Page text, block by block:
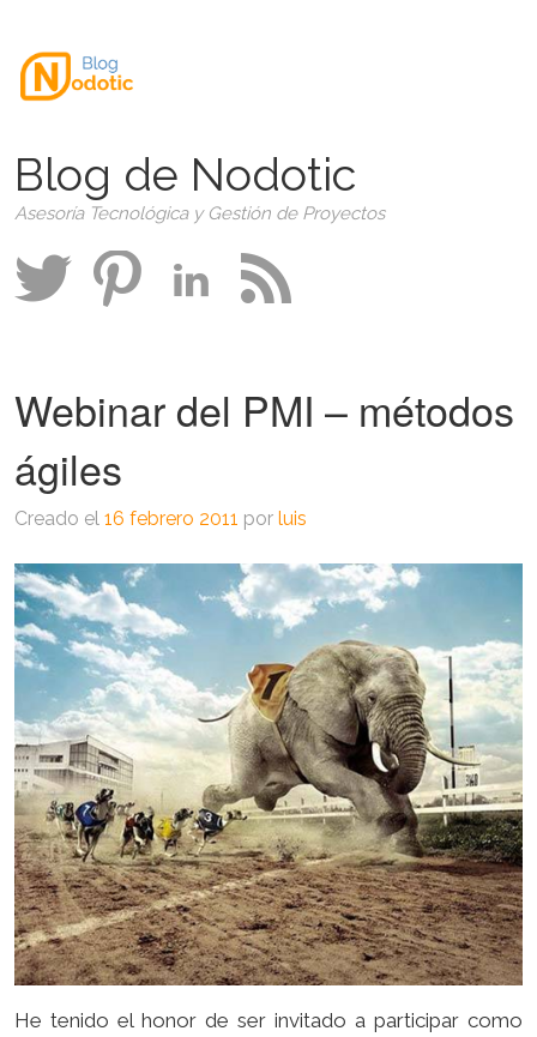
Blog de Nodotic
Asesoría Tecnológica y Gestión de Proyectos
Webinar del PMI – métodos
ágiles
Creado el 16 febrero 2011 por luis
He tenido el honor de ser invitado a participar como